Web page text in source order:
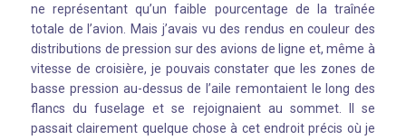
ne représentant qu’un faible pourcentage de la traînée
totale de l’avion. Mais j’avais vu des rendus en couleur des
distributions de pression sur des avions de ligne et, même à
vitesse de croisière, je pouvais constater que les zones de
basse pression au-dessus de l’aile remontaient le long des
flancs du fuselage et se rejoignaient au sommet. Il se
passait clairement quelque chose à cet endroit précis où je